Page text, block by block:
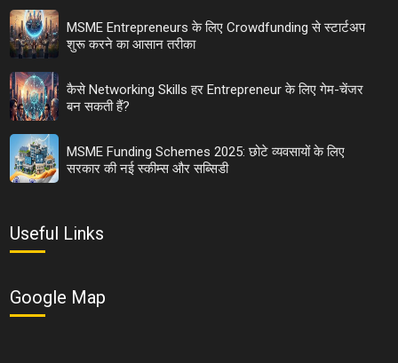
MSME Entrepreneurs के लिए Crowdfunding से स्टार्टअप
शुरू करने का आसान तरीका
कैसे Networking Skills हर Entrepreneur के लिए गेम-चेंजर
बन सकती हैं?
MSME Funding Schemes 2025: छोटे व्यवसायों के लिए
सरकार की नई स्कीम्स और सब्सिडी
Useful Links
Google Map